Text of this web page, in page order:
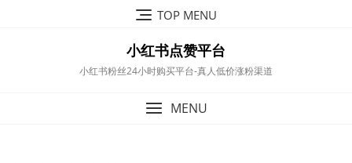
TOP MENU
小红书点赞平台
小红书粉丝24小时购买平台-真人低价涨粉渠道
MENU